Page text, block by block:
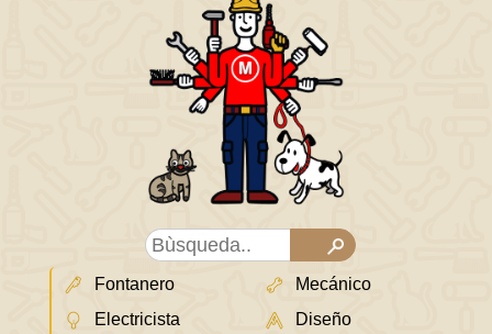
Fontanero
Electricista
Mecánico
Diseño